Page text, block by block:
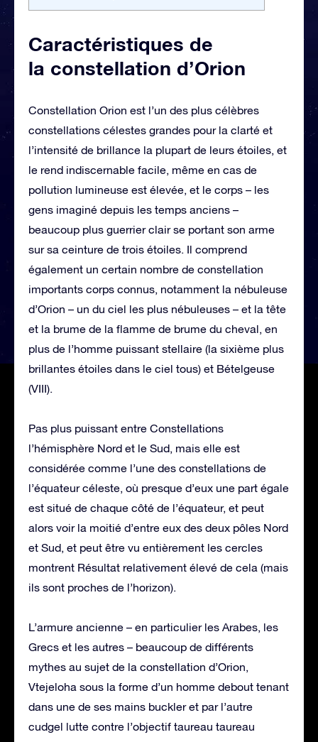
Caractéristiques de
la constellation d’Orion
Constellation Orion est l’un des plus célèbres
constellations célestes grandes pour la clarté et
l’intensité de brillance la plupart de leurs étoiles, et
le rend indiscernable facile, même en cas de
pollution lumineuse est élevée, et le corps – les
gens imaginé depuis les temps anciens –
beaucoup plus guerrier clair se portant son arme
sur sa ceinture de trois étoiles. Il comprend
également un certain nombre de constellation
importants corps connus, notamment la nébuleuse
d’Orion – un du ciel les plus nébuleuses – et la tête
et la brume de la flamme de brume du cheval, en
plus de l’homme puissant stellaire (la sixième plus
brillantes étoiles dans le ciel tous) et Bételgeuse
(VIII).
Pas plus puissant entre Constellations
l’hémisphère Nord et le Sud, mais elle est
considérée comme l’une des constellations de
l’équateur céleste, où presque d’eux une part égale
est situé de chaque côté de l’équateur, et peut
alors voir la moitié d’entre eux des deux pôles Nord
et Sud, et peut être vu entièrement les cercles
montrent Résultat relativement élevé de cela (mais
ils sont proches de l’horizon).
L’armure ancienne – en particulier les Arabes, les
Grecs et les autres – beaucoup de différents
mythes au sujet de la constellation d’Orion,
Vtejeloha sous la forme d’un homme debout tenant
dans une de ses mains buckler et par l’autre
cudgel lutte contre l’objectif taureau taureau